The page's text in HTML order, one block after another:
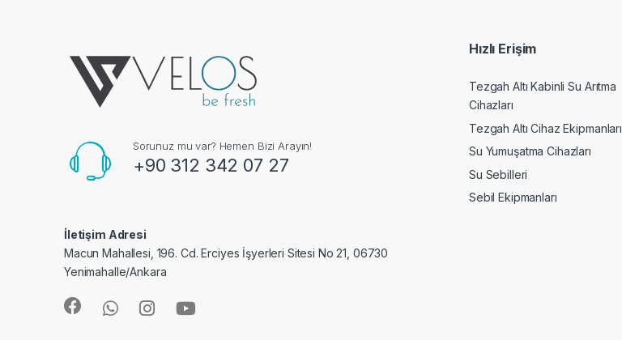
Sorunuz mu var? Hemen Bizi Arayın!
+90 312 342 07 27
İletişim Adresi
Macun Mahallesi, 196. Cd. Erciyes İşyerleri Sitesi No 21, 06730
Yenimahalle/Ankara
Hızlı Erişim
Tezgah Altı Kabinli Su Arıtma
Cihazları
Tezgah Altı Cihaz Ekipmanları
Su Yumuşatma Cihazları
Su Sebilleri
Sebil Ekipmanları